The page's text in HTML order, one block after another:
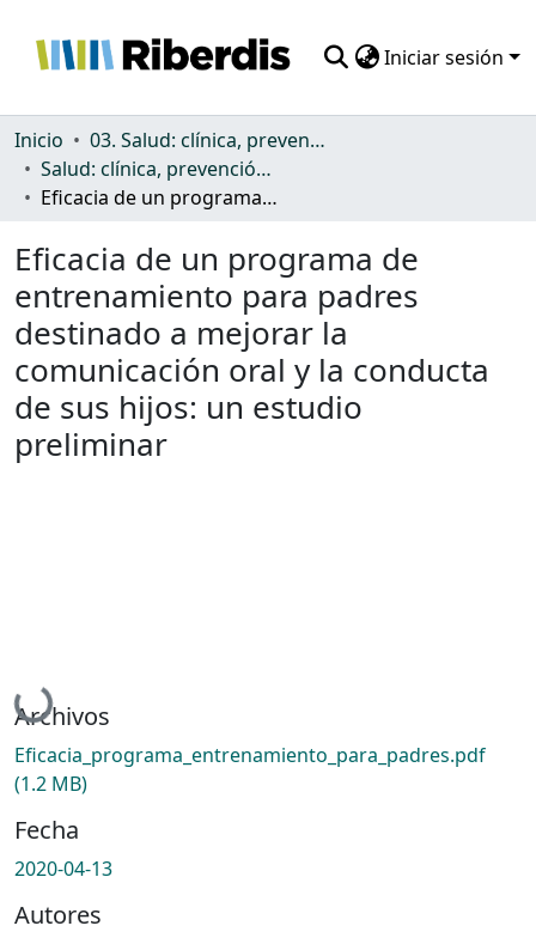
Iniciar sesión
Comunidades
Todo DSpace
Inicio
03. Salud: clínica, prevención, atención sanitaria y (re)habilitación
Salud: clínica, prevención, atención sanitaria y (re)habilitación
Eficacia de un programa de entrenamiento para padres destinado a mejorar la comunicación oral y la conducta de sus hijos: un estudio preliminar
Eficacia de un programa de
entrenamiento para padres
destinado a mejorar la
comunicación oral y la conducta
de sus hijos: un estudio
preliminar
Cargando...
Archivos
Eficacia_programa_entrenamiento_para_padres.pdf
(1.2 MB)
Fecha
2020-04-13
Autores